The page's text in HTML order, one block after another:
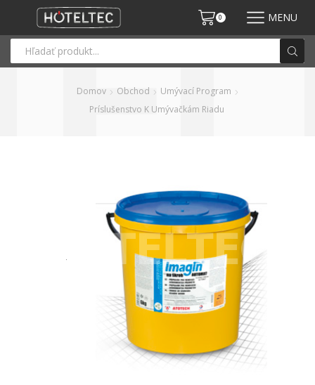
0 MENU
Domov Obchod
Umývací Program
Príslušenstvo K Umývačkám Riadu